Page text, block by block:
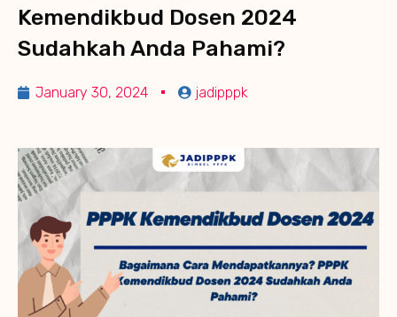
Kemendikbud Dosen 2024
Sudahkah Anda Pahami?
January 30, 2024 jadipppk